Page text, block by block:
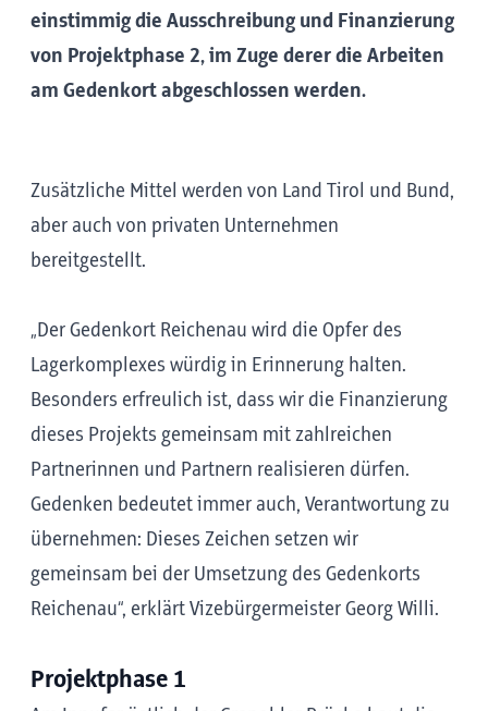
einstimmig die Ausschreibung und Finanzierung
von Projektphase 2, im Zuge derer die Arbeiten
am Gedenkort abgeschlossen werden.
Zusätzliche Mittel werden von Land Tirol und Bund,
aber auch von privaten Unternehmen
bereitgestellt.
„Der Gedenkort Reichenau wird die Opfer des
Lagerkomplexes würdig in Erinnerung halten.
Besonders erfreulich ist, dass wir die Finanzierung
dieses Projekts gemeinsam mit zahlreichen
Partnerinnen und Partnern realisieren dürfen.
Gedenken bedeutet immer auch, Verantwortung zu
übernehmen: Dieses Zeichen setzen wir
gemeinsam bei der Umsetzung des Gedenkorts
Reichenau“, erklärt Vizebürgermeister Georg Willi.
Projektphase 1